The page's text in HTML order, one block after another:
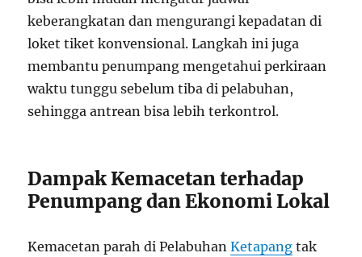
keberangkatan dan mengurangi kepadatan di
loket tiket konvensional. Langkah ini juga
membantu penumpang mengetahui perkiraan
waktu tunggu sebelum tiba di pelabuhan,
sehingga antrean bisa lebih terkontrol.
Dampak Kemacetan terhadap
Penumpang dan Ekonomi Lokal
Kemacetan parah di PelabuhanKetapang tak